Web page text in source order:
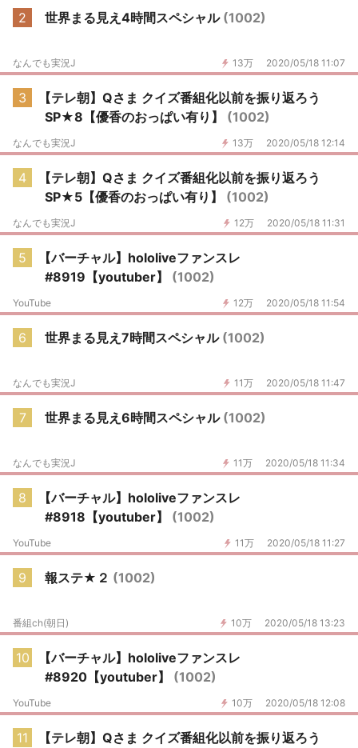
2 世界まる見え4時間スペシャル (1002)
13万 2020/05/18 11:07
なんでも実況J
3
【テレ朝】Qさま クイズ番組化以前を振り返ろう
SP★8【優香のおっぱい有り】 (1002)
13万 2020/05/18 12:14
なんでも実況J
4
【テレ朝】Qさま クイズ番組化以前を振り返ろう
SP★5【優香のおっぱい有り】 (1002)
12万 2020/05/18 11:31
なんでも実況J
5
【バーチャル】hololiveファンスレ
#8919【youtuber】 (1002)
12万 2020/05/18 11:54
YouTube
6 世界まる見え7時間スペシャル (1002)
11万 2020/05/18 11:47
なんでも実況J
7 世界まる見え6時間スペシャル (1002)
11万 2020/05/18 11:34
なんでも実況J
8
【バーチャル】hololiveファンスレ
#8918【youtuber】 (1002)
11万 2020/05/18 11:27
YouTube
9 報ステ★２ (1002)
10万 2020/05/18 13:23
番組ch(朝日)
10
【バーチャル】hololiveファンスレ
#8920【youtuber】 (1002)
10万 2020/05/18 12:08
YouTube
11
【テレ朝】Qさま クイズ番組化以前を振り返ろう